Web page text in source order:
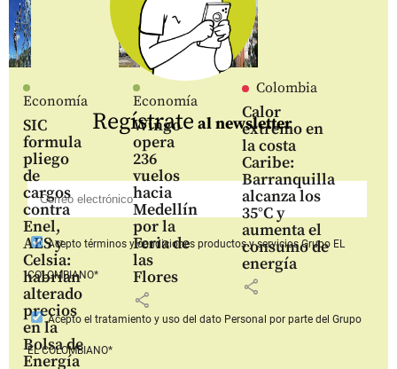
Economía
SIC
formula
pliego
de
cargos
contra
Enel,
AES y
Celsia:
habrían
alterado
precios
en la
Bolsa de
Energía
Economía
Wingo
opera
236
vuelos
hacia
Medellín
por la
Feria de
las
Flores
share
Colombia
Calor
extremo en
la costa
Caribe:
Barranquilla
alcanza los
35°C y
aumenta el
consumo de
energía
share
Regístrate al newsletter
Aceptotérminos y condiciones productos y serviciosGrupo EL
COLOMBIANO*
Acepto el tratamiento y uso del dato Personal por parte del Grupo
EL COLOMBIANO*